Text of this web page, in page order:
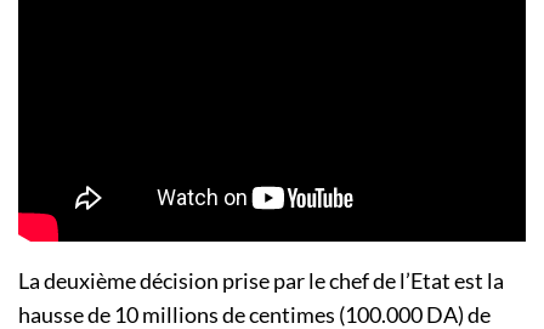
La deuxième décision prise par le chef de l’Etat est la
hausse de 10 millions de centimes (100.000 DA) de